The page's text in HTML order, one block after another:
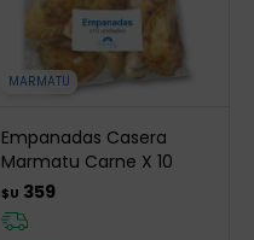
MARMATU
Empanadas Casera
Marmatu Carne X 10
$U 359